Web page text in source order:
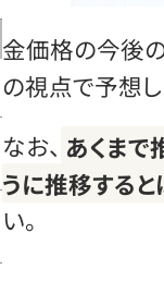
金価格の今後
の視点で予想し
なお、 あくまで
うに推移する
い。